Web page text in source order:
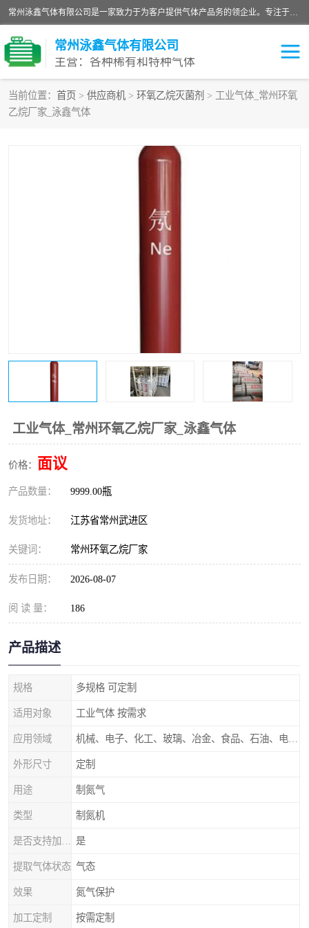
常州泳鑫气体有限公司是一家致力于为客户提供气体产品务的领企业。专注于环氧乙烷剂、环氧乙烷、高纯气体以及稀有和特种气体的研发、生产、销售和配送，产品广泛应用于医疗、电子、科研、化工、食品等多个领域。主要产品有：环氧乙烷灭菌剂，环氧乙烷，高纯氩，氮，氪，氙，氖，氘，笑，氦，氢，氧等各种稀有和特种气体。
常州泳鑫气体有限公司
主营：各种稀有和特种气体
当前位置： 首页 > 供应商机 > 环氧乙烷灭菌剂 > 工业气体_常州环氧
乙烷厂家_泳鑫气体
工业气体_常州环氧乙烷厂家_泳鑫气体
价格： 面议
产品数量： 9999.00瓶
发货地址： 江苏省常州武进区
关键词： 常州环氧乙烷厂家
发布日期： 2026-08-07
阅 读 量： 186
产品描述
规格 多规格 可定制
适用对象 工业气体 按需求
应用领域
外形尺寸 定制
用途 制氮气
类型 制氮机
是
提取气体状态 气态
效果 氮气保护
加工定制 按需定制
高纯氦气
高纯氩气